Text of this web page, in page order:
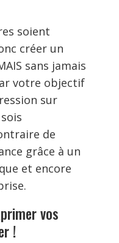
soient
créer un
sans jamais
votre objectif
sur
de
grâce à un
et encore
vos
!